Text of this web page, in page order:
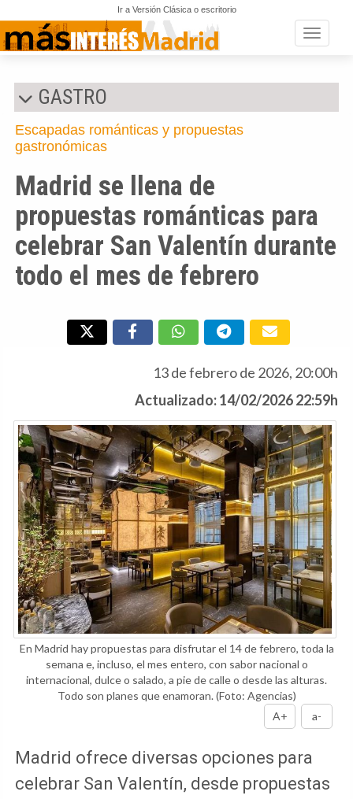
Ir a Versión Clásica o escritorio
Toggle
GASTRO
Escapadas románticas y propuestas
gastronómicas
Madrid se llena de
propuestas románticas para
celebrar San Valentín durante
todo el mes de febrero
13 de febrero de 2026, 20:00h
Actualizado: 14/02/2026 22:59h
En Madrid hay propuestas para disfrutar el 14 de febrero, toda la
semana e, incluso, el mes entero, con sabor nacional o
internacional, dulce o salado, a pie de calle o desde las alturas.
Todo son planes que enamoran.(Foto: Agencias)
A+
a-
Madrid ofrece diversas opciones para
celebrar San Valentín, desde propuestas